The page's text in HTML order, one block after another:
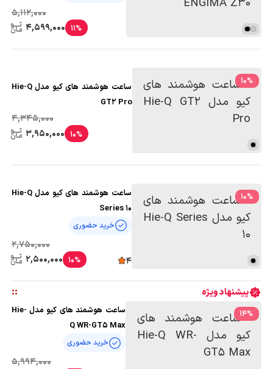
5,112,000
11%
4,599,000
%
10
ساعت هوشمند های کیو مدل Hie-Q
GT2 Pro
4,345,000
10%
3,950,000
%
10
ساعت هوشمند های کیو مدل Hie-Q
Series 10
خرید حضوری
4
2,750,000
10%
2,500,000
پیشنهاد ویژه ::
%
14
ساعت هوشمند های کیو مدل Hie-
Q WR-GT5 Max
خرید حضوری
5,994,000